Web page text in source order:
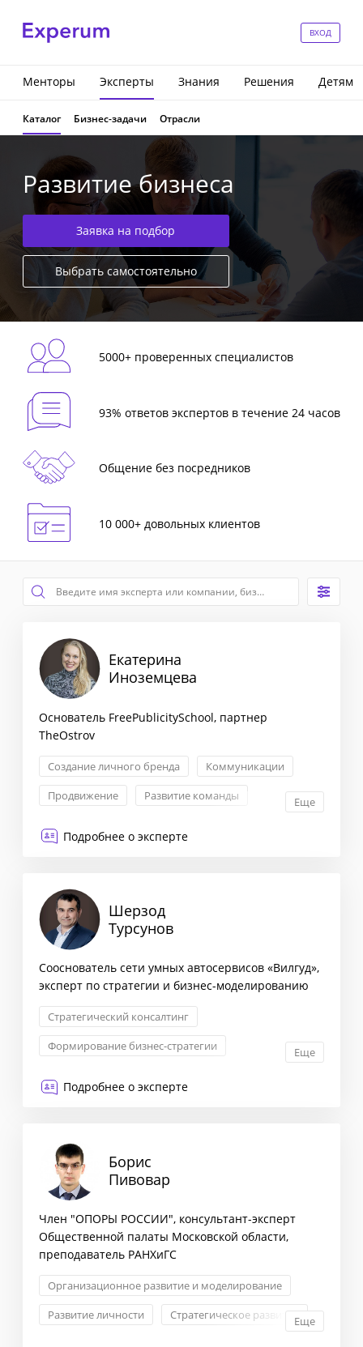
ВХОД
Менторы Эксперты Знания Решения Детям
Каталог Бизнес-задачи Отрасли
Развитие бизнеса
Заявка на подбор
Выбрать самостоятельно
5000+ проверенных специалистов
93% ответов экспертов в течение 24 часов
Общение без посредников
10 000+ довольных клиентов
Екатерина
Иноземцева
Основатель FreePublicitySchool, партнер
TheOstrov
Создание личного бренда
Коммуникации
Продвижение
Развитие команды Еще
Подробнее о эксперте
Шерзод
Турсунов
Сооснователь сети умных автосервисов «Вилгуд»,
эксперт по стратегии и бизнес-моделированию
Стратегический консалтинг
Формирование бизнес-стратегии
Еще
Подробнее о эксперте
Борис
Пивовар
Член "ОПОРЫ РОССИИ", консультант-эксперт
Общественной палаты Московской области,
преподаватель РАНХиГС
Организационное развитие и моделирование
Развитие личности
Стратегическое развитиеЕще